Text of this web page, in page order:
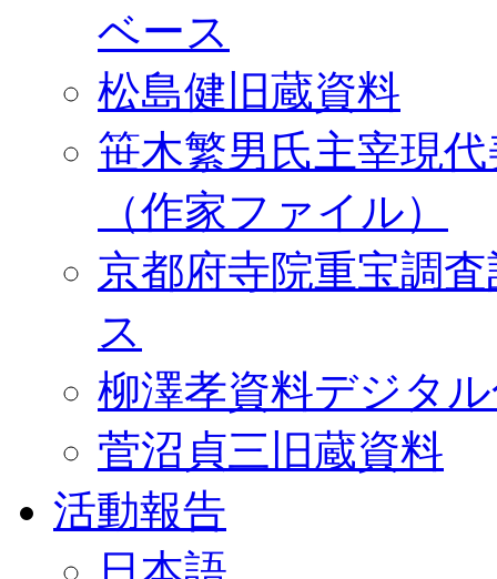
ベース
松島健旧蔵資料
笹木繁男氏主宰現
（作家ファイル）
京都府寺院重宝調
ス
柳澤孝資料デジタ
菅沼貞三旧蔵資料
活動報告